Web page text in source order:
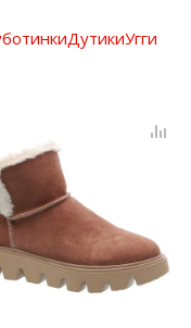
ДутикиУгги